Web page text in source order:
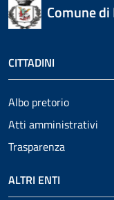
Comune
CITTADINI
Albo pretorio
Atti amministrativi
Trasparenza
ALTRI ENTI